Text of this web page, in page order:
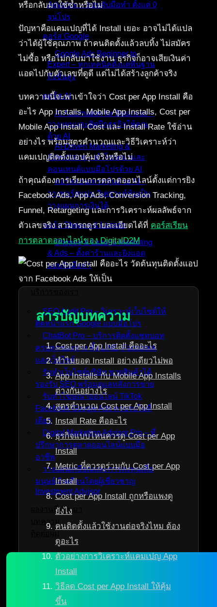
Advance – สอนจับมือทำ ตั้งแต่ 0
จนโปร
คอร์ส Google
Google Ads Beginner to
Expert – ทุกเทคนิคตั้งแต่พื้นฐาน
ถึงขั้นสูง
คอร์ส AI
AI Automation for Business –
วางแผนและติดปีกธุรกิจให้คุณ
ด้วย AI
AI-Driven Marketing &
Advertising – ทำโฆษณาและ
คอนเทนต์แบบมือโปรด้วย AI
คอร์สสอนเทรดหุ้นด้วย AI –
วางพอร์ตแม่น วิเคราะห์หุ้นเป็น
วางแผนการเงินได้
คอร์ส Shopee & Lazada
Shopee & Lazada Marketing
& Ads – ตั้งค่าร้านและยิงแอด
แบบจับมือทำ
SEO Audit Pro – วิเคราะห์เว็บไซต์ให้
ติดหน้าแรก Google แบบมือโปร
ChatBot Pro – บริการติดตั้งแชทบอท
ครบทุกช่องทาง ทั้ง LINE, Facebook
และเว็บไซต์
รับทำเว็บไซต์บริษัท ขายสินค้าได้
รองรับ SEO พร้อมดูแลหลังการขาย
รับทำโฆษณาออนไลน์ TikTok
Facebook Google Ads ครบจบในที่
เดียว
Digital Marketing Advisor Pro – ที่
ปรึกษาการตลาดออนไลน์แบบมือ
อาชีพ
วางแผนเกษียณและการลงทุนเพื่อ
มนุษย์เงินเดือนโดยผู้เชี่ยวชาญ
Investment Advisor
ผลงานที่ผ่านมา
บทความ
หรือกลับมาใช้ซ้ำหรือไม่
ปัญหาคือแคมเปญที่ได้ Install เยอะ อาจไม่ได้แปล
ว่าได้ผู้ใช้คุณภาพ ถ้าคนติดตั้งแล้วลบทิ้ง ไม่สมัคร
ไม่ซื้อ หรือไม่กลับมาใช้งาน ธุรกิจก็อาจเสียเงินค่า
แอดไปกับตัวเลขที่ดูดี แต่ไม่ได้สร้างลูกค้าจริง
บทความนี้จะพาเข้าใจว่า Cost per App Install คือ
อะไร App Installs, Mobile App Installs, Cost per
Mobile App Install, Cost และ Install Rate ใช้อ่าน
อย่างไร พร้อมสูตรคำนวณและวิธีวิเคราะห์ว่า
แคมเปญติดตั้งแอปคุ้มจริงหรือไม่
ถ้าคุณต้องการเรียนการตลาดออนไลน์ตั้งแต่การยิง
Facebook Ads, App Ads, Conversion Tracking,
Funnel, Retargeting และการวิเคราะห์ผลลัพธ์จาก
ตัวเลขจริง สามารถดูรายละเอียดได้ที่ คอร์สเรียน
การตลาดออนไลน์ของ DigitalD2M
สารบัญบทความ
Cost per App Install คืออะไร
ทำไมยอด Install อย่างเดียวไม่พอ
App Installs กับ Mobile App Installs
ต่างกันอย่างไร
สูตรคำนวณ Cost per App Install
Install Rate คืออะไร
ธุรกิจแบบไหนควรดู Cost per App
Install
Metric ที่ควรดูร่วมกับ Cost per App
Install
Cost per App Install ถูกหรือแพงดู
ยังไง
คนติดตั้งแล้วใช้งานต่อจริงไหม ต้อง
ดูอะไร
ตัวอย่างการวิเคราะห์แคมเปญ App
Install
วิธีลด Cost per App Install ให้คุ้ม
ขึ้น